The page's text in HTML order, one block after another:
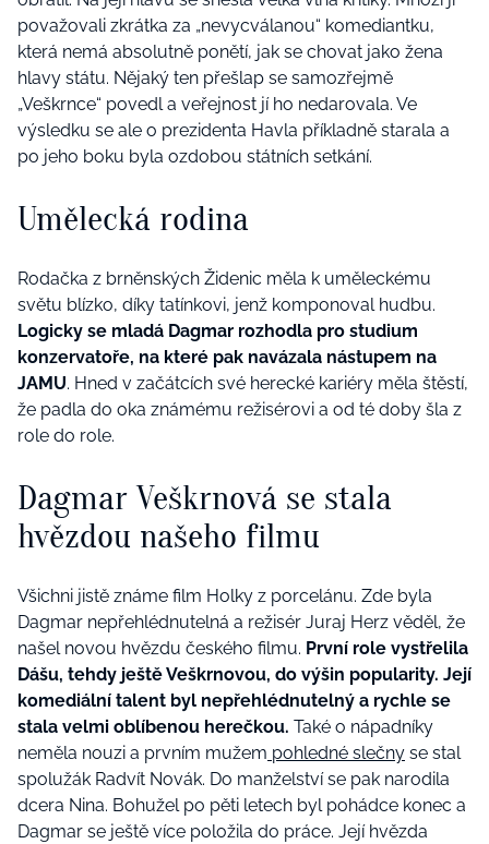
považovali zkrátka za „nevycválanou“ komediantku,
která nemá absolutně ponětí, jak se chovat jako žena
hlavy státu. Nějaký ten přešlap se samozřejmě
„Veškrnce“ povedl a veřejnost jí ho nedarovala. Ve
výsledku se ale o prezidenta Havla příkladně starala a
po jeho boku byla ozdobou státních setkání.
Umělecká rodina
Rodačka z brněnských Židenic měla k uměleckému
světu blízko, díky tatínkovi, jenž komponoval hudbu.
Logicky se mladá Dagmar rozhodla pro studium
konzervatoře, na které pak navázala nástupem na
JAMU. Hned v začátcích své herecké kariéry měla štěstí,
že padla do oka známému režisérovi a od té doby šla z
role do role.
Dagmar Veškrnová se stala
hvězdou našeho filmu
Všichni jistě známe film Holky z porcelánu. Zde byla
Dagmar nepřehlédnutelná a režisér Juraj Herz věděl, že
našel novou hvězdu českého filmu. První role vystřelila
Dášu, tehdy ještě Veškrnovou, do výšin popularity. Její
komediální talent byl nepřehlédnutelný a rychle se
stala velmi oblíbenou herečkou. Také o nápadníky
neměla nouzi a prvním mužem pohledné slečny se stal
spolužák Radvít Novák. Do manželství se pak narodila
dcera Nina. Bohužel po pěti letech byl pohádce konec a
Dagmar se ještě více položila do práce. Její hvězda